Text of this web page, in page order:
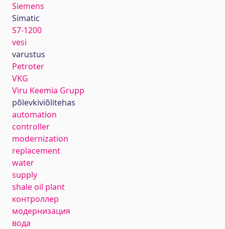
Siemens
Simatic
S7-1200
vesi
varustus
Petroter
VKG
Viru Keemia Grupp
põlevkiviõlitehas
automation
controller
modernization
replacement
water
supply
shale oil plant
контроллер
модернизация
вода